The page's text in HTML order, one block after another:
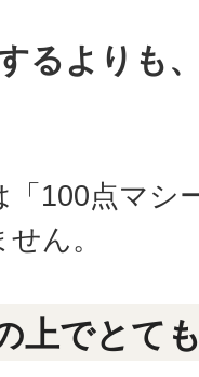
るよりも
「100点マシ
ん。
上でとて